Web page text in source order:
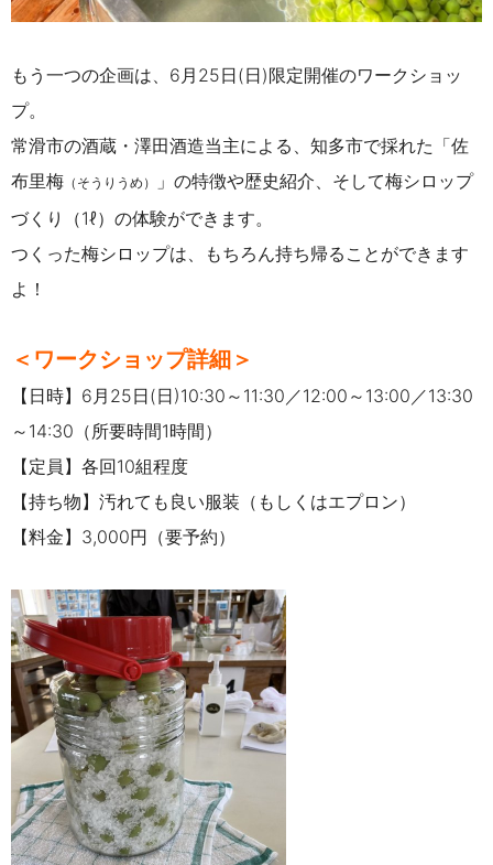
もう一つの企画は、6月25日(日)限定開催のワークショッ
プ。
常滑市の酒蔵・澤田酒造当主による、知多市で採れた「佐
布里梅 （そうりうめ）
」の特徴や歴史紹介、そして梅シロップ
づくり（1ℓ）の体験ができます。
つくった梅シロップは、もちろん持ち帰ることができます
よ！
＜ワークショップ詳細＞
【日時】6月25日(日)10:30～11:30／12:00～13:00 ／13:30
～14:30（所要時間1時間）
【定員】各回10組程度
【持ち物】汚れても良い服装（もしくはエプロン）
【料金】3,000円（要予約）